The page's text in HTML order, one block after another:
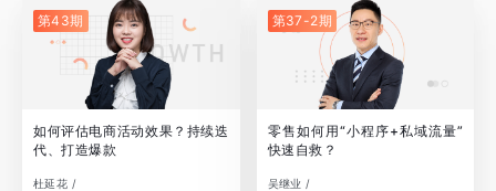
第43期
如何评估电商活动效果？持续迭
代、打造爆款
杜延花 /
第37-2期
零售如何用“小程序+私域流量”
快速自救？
吴继业 /